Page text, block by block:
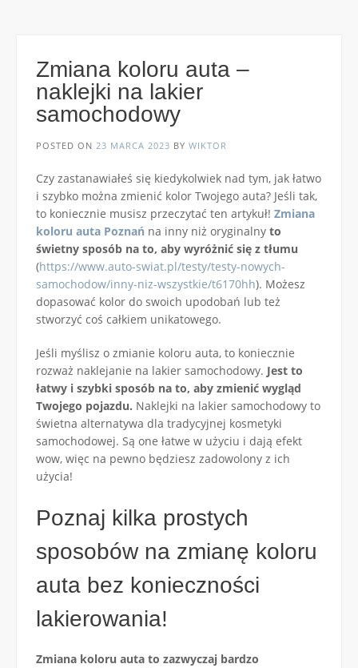
Zmiana koloru auta –
naklejki na lakier
samochodowy
POSTED ON 23 MARCA 2023 BY WIKTOR
Czy zastanawiałeś się kiedykolwiek nad tym, jak łatwo
i szybko można zmienić kolor Twojego auta? Jeśli tak,
to koniecznie musisz przeczytać ten artykuł! Zmiana
koloru auta Poznań na inny niż oryginalny to
świetny sposób na to, aby wyróżnić się z tłumu
(https://www.auto-swiat.pl/testy/testy-nowych-
samochodow/inny-niz-wszystkie/t6170hh). Możesz
dopasować kolor do swoich upodobań lub też
stworzyć coś całkiem unikatowego.
Jeśli myślisz o zmianie koloru auta, to koniecznie
rozważ naklejanie na lakier samochodowy. Jest to
łatwy i szybki sposób na to, aby zmienić wygląd
Twojego pojazdu. Naklejki na lakier samochodowy to
świetna alternatywa dla tradycyjnej kosmetyki
samochodowej. Są one łatwe w użyciu i dają efekt
wow, więc na pewno będziesz zadowolony z ich
użycia!
Poznaj kilka prostych
sposobów na zmianę koloru
auta bez konieczności
lakierowania!
Zmiana koloru auta to zazwyczaj bardzo